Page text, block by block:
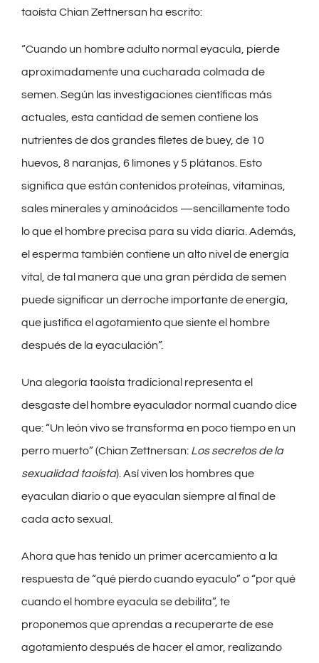
taoísta Chian Zettnersan ha escrito:
“Cuando un hombre adulto normal eyacula, pierde
aproximadamente una cucharada colmada de
semen. Según las investigaciones científicas más
actuales, esta cantidad de semen contiene los
nutrientes de dos grandes filetes de buey, de 10
huevos, 8 naranjas, 6 limones y 5 plátanos. Esto
significa que están contenidos proteínas, vitaminas,
sales minerales y aminoácidos —sencillamente todo
lo que el hombre precisa para su vida diaria. Además,
el esperma también contiene un alto nivel de energía
vital, de tal manera que una gran pérdida de semen
puede significar un derroche importante de energía,
que justifica el agotamiento que siente el hombre
después de la eyaculación”.
Una alegoría taoísta tradicional representa el
desgaste del hombre eyaculador normal cuando dice
que: “Un león vivo se transforma en poco tiempo en un
perro muerto” (Chian Zettnersan: Los secretos de la
sexualidad taoísta). Así viven los hombres que
eyaculan diario o que eyaculan siempre al final de
cada acto sexual.
Ahora que has tenido un primer acercamiento a la
respuesta de “qué pierdo cuando eyaculo” o “por qué
cuando el hombre eyacula se debilita”, te
proponemos que aprendas a recuperarte de ese
agotamiento después de hacer el amor, realizando